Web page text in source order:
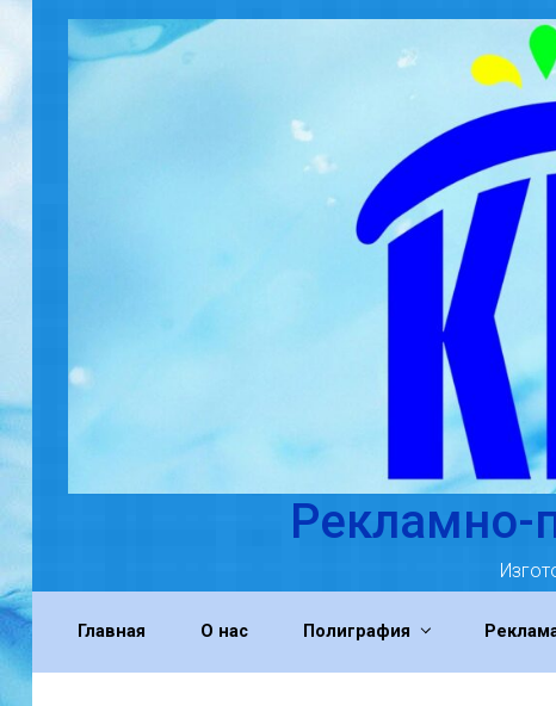
Skip to main content
Рекламно-
Главная О нас Полиграфия